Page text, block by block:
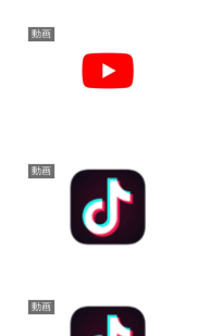
動画
動画
動画